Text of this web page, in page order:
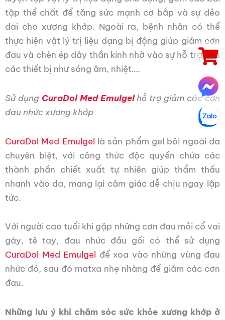
tập thể chất để tăng sức mạnh cơ bắp và sự dẻo
dai cho xương khớp. Ngoài ra, bệnh nhân có thể
thực hiện vật lý trị liệu dạng bị động giúp giảm cơn
đau và chèn ép dây thần kinh nhờ vào sự hỗ trợ của
các thiết bị như sóng âm, nhiệt….
Sử dụng CuraDol Med Emulgelhỗ trợ giảm các cơn
đau nhức xương khớp
CuraDol Med Emulgel là sản phẩm gel bôi ngoài da
chuyên biệt, với công thức độc quyền chứa các
thành phần chiết xuất tự nhiên giúp thẩm thấu
nhanh vào da, mang lại cảm giác dễ chịu ngay lập
tức.
Với người cao tuổi khi gặp những cơn đau mỏi cổ vai
gáy, tê tay, đau nhức đầu gối có thể sử dụng
CuraDol Med Emulgel để xoa vào những vùng đau
nhức đó, sau đó matxa nhẹ nhàng để giảm các cơn
đau.
Những lưu ý khi chăm sóc sức khỏe xương khớp ở